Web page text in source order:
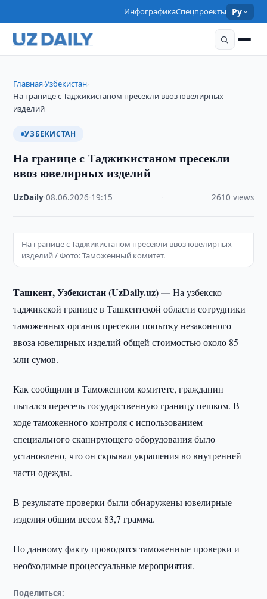
ИнфографикаСпецпроекты Ру
Главная›Узбекистан›
На границе с Таджикистаном пресекли ввоз ювелирных
изделий
УЗБЕКИСТАН
На границе с Таджикистаном пресекли
ввоз ювелирных изделий
UzDaily ·08.06.2026 19:15 2610 views
На границе с Таджикистаном пресекли ввоз ювелирных
изделий / Фото: Таможенный комитет.
Ташкент, Узбекистан (UzDaily.uz) —На узбекско-
таджикской границе в Ташкентской области сотрудники
таможенных органов пресекли попытку незаконного
ввоза ювелирных изделий общей стоимостью около 85
млн сумов.
Как сообщили в Таможенном комитете, гражданин
пытался пересечь государственную границу пешком. В
ходе таможенного контроля с использованием
специального сканирующего оборудования было
установлено, что он скрывал украшения во внутренней
части одежды.
В результате проверки были обнаружены ювелирные
изделия общим весом 83,7 грамма.
По данному факту проводятся таможенные проверки и
необходимые процессуальные мероприятия.
Поделиться: